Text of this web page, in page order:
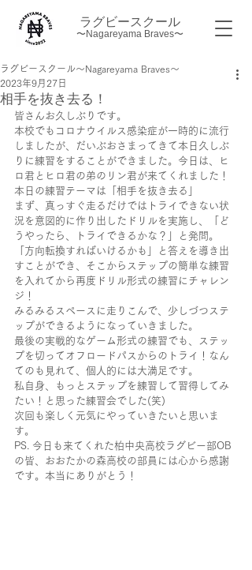
ラグビースクール
〜Nagareyama Braves〜
相手を抜き去る！
ラグビースクール～Nagareyama Braves～
2023年9月27日
皆さんお久しぶりです。
本校でもコロナウイルス感染症が一時的に流行
しましたが、だいぶおさまってきて本日久しぶ
りに練習をすることができました。今日は、ヒ
ロ君とヒロ君の弟のリン君が来てくれました！
本日の練習テーマは「相手を抜き去る」
まず、真っすぐ走るだけではトライできない状
況を意図的に作り出したドリルを実施し、「ど
うやったら、トライできるかな？」と発問。
「方向転換すればいけるかも」と答えを導き出
すことができ、そこからステップの簡単な練習
を入れてから再度ドリル形式の練習にチャレン
ジ！
みるみるスペースに走りこんで、少しづつステ
ップができるようになっていきました。
最後の実戦的なゲーム形式の練習でも、ステッ
プを切ってオフロードパスからのトライ！なん
てのも見れて、個人的には大満足です。
私自身、もっとステップを練習して習得してみ
たい！と思った練習会でした(笑)
次回も楽しく元気にやっていきたいと思いま
す。
PS. 今日も来てくれた柏中央高校ラグビー部OB
の皆、おおたかの森高校の部員には心から感謝
です。本当にありがとう！